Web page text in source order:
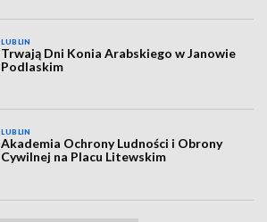
LUBLIN
Trwają Dni Konia Arabskiego w Janowie
Podlaskim
LUBLIN
Akademia Ochrony Ludności i Obrony
Cywilnej na Placu Litewskim